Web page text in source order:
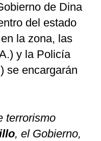
de Dina
del estado
la zona, las
y la Policía
se encargarán
terrorismo
, el Gobierno,